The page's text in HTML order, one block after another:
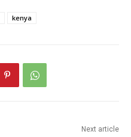
kenya
Next article